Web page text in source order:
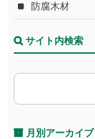
防腐木材
サイト内検索
月別アーカイブ